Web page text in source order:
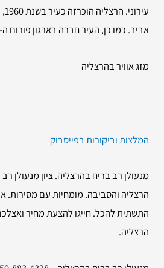
אביב. כמו כן, העיר חברה בארגון פורום ה-15.
מזג אוויר בהרצליה
המלצות וביקורות בפייסבוק
מנעולן רב בריח בהרצליה. ציון מנעולן
הרצליה והסביבה. מומחיות עם מסירות.
התשתית להכל. חייגו להצעת מחיר
הרצליה.